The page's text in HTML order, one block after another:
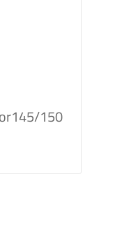
150